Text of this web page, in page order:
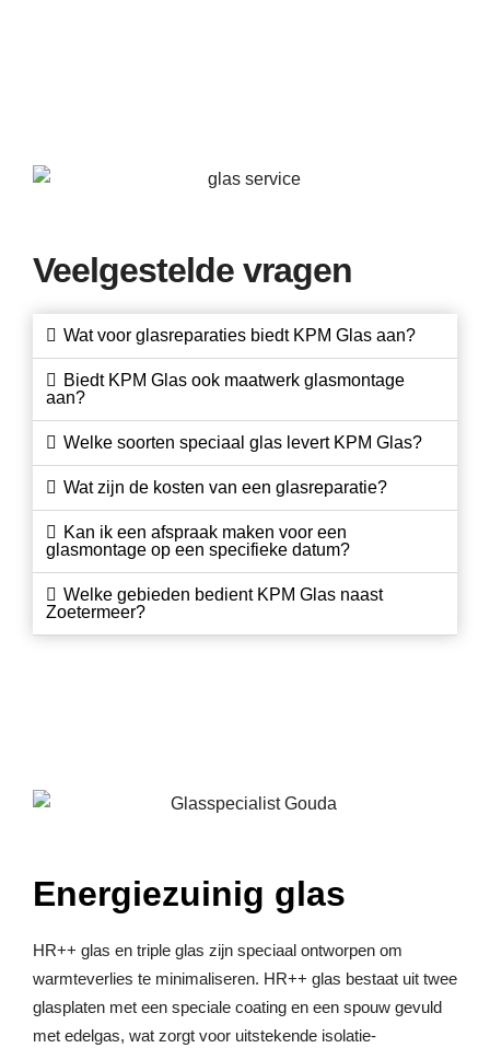
Veelgestelde vragen
Wat voor glasreparaties biedt KPM Glas aan?
Biedt KPM Glas ook maatwerk glasmontage
aan?
Welke soorten speciaal glas levert KPM Glas?
Wat zijn de kosten van een glasreparatie?
Kan ik een afspraak maken voor een
glasmontage op een specifieke datum?
Welke gebieden bedient KPM Glas naast
Zoetermeer?
Energiezuinig glas
HR++ glas en triple glas zijn speciaal ontworpen om
warmteverlies te minimaliseren. HR++ glas bestaat uit twee
glasplaten met een speciale coating en een spouw gevuld
met edelgas, wat zorgt voor uitstekende isolatie-